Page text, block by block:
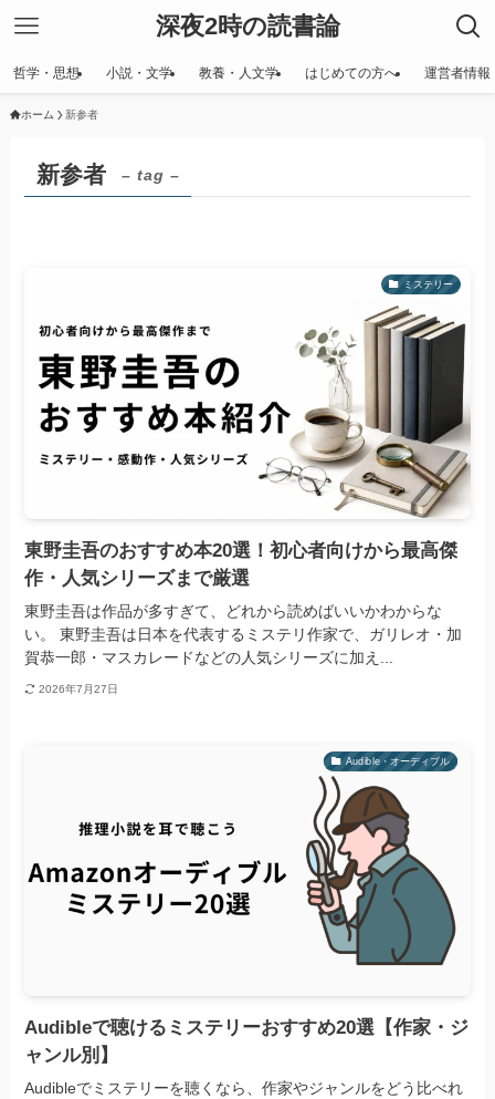
深夜2時の読書論
哲学・思想 小説・文学 教養・人文学 はじめての方へ 運営者情報
ホーム 新参者
新参者 – tag –
ミステリー
東野圭吾のおすすめ本20選！初心者向けから最高傑
作・人気シリーズまで厳選
東野圭吾は作品が多すぎて、どれから読めばいいかわからな
い。 東野圭吾は日本を代表するミステリ作家で、ガリレオ・加
賀恭一郎・マスカレードなどの人気シリーズに加え...
2026年7月27日
Audible・オーディブル
Audibleで聴けるミステリーおすすめ20選【作家・ジ
ャンル別】
Audibleでミステリーを聴くなら、作家やジャンルをどう比べれ